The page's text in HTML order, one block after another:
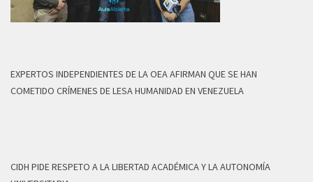
EXPERTOS INDEPENDIENTES DE LA OEA AFIRMAN QUE SE HAN
COMETIDO CRÍMENES DE LESA HUMANIDAD EN VENEZUELA
CIDH PIDE RESPETO A LA LIBERTAD ACADÉMICA Y LA AUTONOMÍA